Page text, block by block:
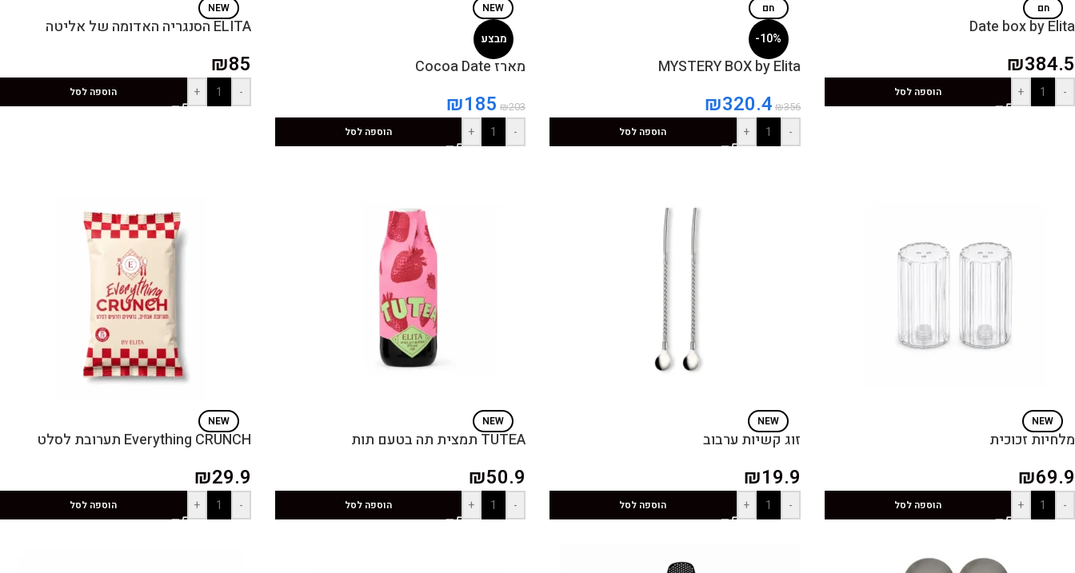
חם
Date box by Elita
₪384.5
-
+ הוספה לסל
-10%
חם
MYSTERY BOX by Elita
₪356
₪320.4
-
+ הוספה לסל
מבצע
NEW
מארז Cocoa Date
₪203
₪185
-
+ הוספה לסל
NEW
ELITA הסנגריה האדומה של אליטה
₪85
-
+ הוספה לסל
NEW
מלחיות זכוכית
₪69.9
-
+ הוספה לסל
NEW
זוג קשיות ערבוב
₪19.9
-
+ הוספה לסל
NEW
TUTEA תמצית תה בטעם תות
₪50.9
-
+ הוספה לסל
NEW
Everything CRUNCH תערובת לסלט
₪29.9
-
+ הוספה לסל